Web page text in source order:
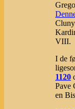
VIII.
I de
1120
Pave
en